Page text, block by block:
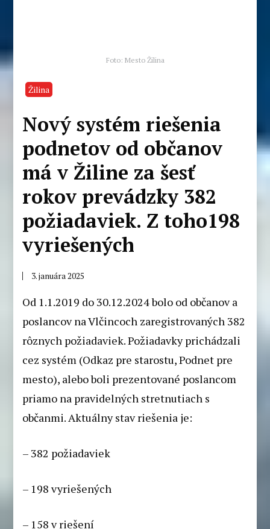
Foto: Mesto Žilina
Žilina
Nový systém riešenia
podnetov od občanov
má v Žiline za šesť
rokov prevádzky 382
požiadaviek. Z toho198
vyriešených
3. januára 2025
Od 1.1.2019 do 30.12.2024 bolo od občanov a
poslancov na Vlčincoch zaregistrovaných 382
rôznych požiadaviek. Požiadavky prichádzali
cez systém (Odkaz pre starostu, Podnet pre
mesto), alebo boli prezentované poslancom
priamo na pravidelných stretnutiach s
občanmi. Aktuálny stav riešenia je:
– 382 požiadaviek
– 198 vyriešených
– 158 v riešení